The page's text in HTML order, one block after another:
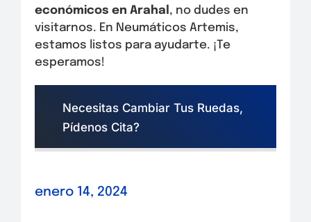
económicos en Arahal , no dudes en
visitarnos. En Neumáticos Artemis,
estamos listos para ayudarte. ¡Te
esperamos!
Necesitas Cambiar Tus Ruedas,
Pídenos Cita?
enero 14, 2024